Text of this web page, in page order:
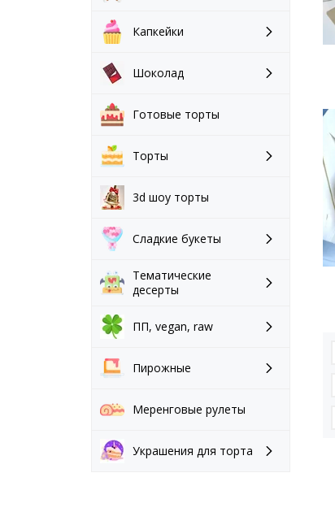
Капкейки
Шоколад
Готовые торты
Торты
3d шоу торты
Сладкие букеты
Тематические
десерты
ПП, vegan, raw
Пирожные
Меренговые рулеты
Украшения для торта